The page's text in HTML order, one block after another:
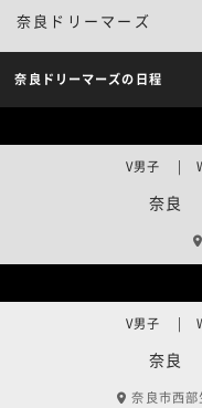
奈良ドリーマーズ
奈良ドリーマーズの日程
奈良
V男子 |
奈良
V男子 |
奈良市西